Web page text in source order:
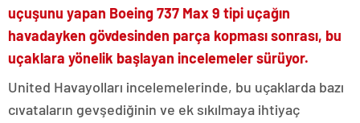
uçuşunu yapan Boeing 737 Max 9 tipi uçağın
havadayken gövdesinden parça kopması sonrası, bu
uçaklara yönelik başlayan incelemeler sürüyor.
United Havayolları incelemelerinde, bu uçaklarda bazı
cıvataların gevşediğinin ve ek sıkılmaya ihtiyaç